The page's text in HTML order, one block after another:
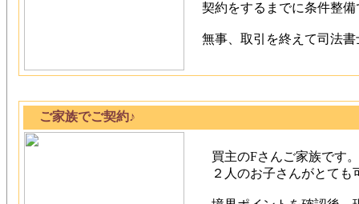
契約をするまでに条件整
無事、取引を終えて司法
ご家族でご契約♪
買主のFさんご家族です。
２人のお子さんがとても